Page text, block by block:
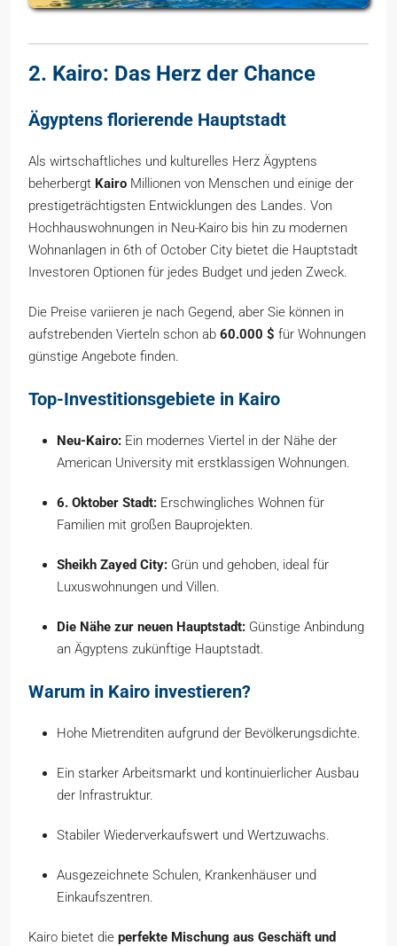
2. Kairo: Das Herz der Chance
Ägyptens florierende Hauptstadt
Als wirtschaftliches und kulturelles Herz Ägyptens
beherbergt Kairo Millionen von Menschen und einige der
prestigeträchtigsten Entwicklungen des Landes. Von
Hochhauswohnungen in Neu-Kairo bis hin zu modernen
Wohnanlagen in 6th of October City bietet die Hauptstadt
Investoren Optionen für jedes Budget und jeden Zweck.
Die Preise variieren je nach Gegend, aber Sie können in
aufstrebenden Vierteln schon ab 60.000 $ für Wohnungen
günstige Angebote finden.
Top-Investitionsgebiete in Kairo
Neu-Kairo: Ein modernes Viertel in der Nähe der
American University mit erstklassigen Wohnungen.
6. Oktober Stadt: Erschwingliches Wohnen für
Familien mit großen Bauprojekten.
Sheikh Zayed City: Grün und gehoben, ideal für
Luxuswohnungen und Villen.
Die Nähe zur neuen Hauptstadt: Günstige Anbindung
an Ägyptens zukünftige Hauptstadt.
Warum in Kairo investieren?
Hohe Mietrenditen aufgrund der Bevölkerungsdichte.
Ein starker Arbeitsmarkt und kontinuierlicher Ausbau
der Infrastruktur.
Stabiler Wiederverkaufswert und Wertzuwachs.
Ausgezeichnete Schulen, Krankenhäuser und
Einkaufszentren.
Kairo bietet die perfekte Mischung aus Geschäft und